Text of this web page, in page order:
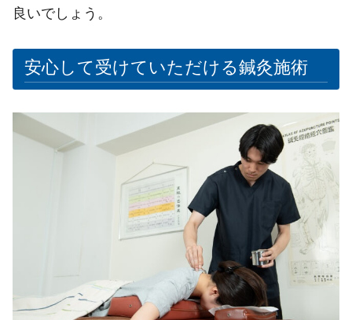
良いでしょう。
安心して受けていただける鍼灸施術